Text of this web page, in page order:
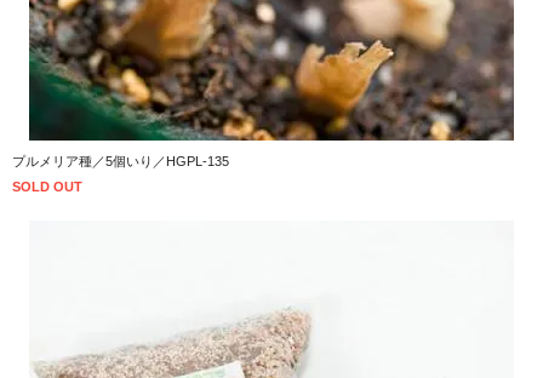
プルメリア種／5個いり／HGPL-135
SOLD OUT